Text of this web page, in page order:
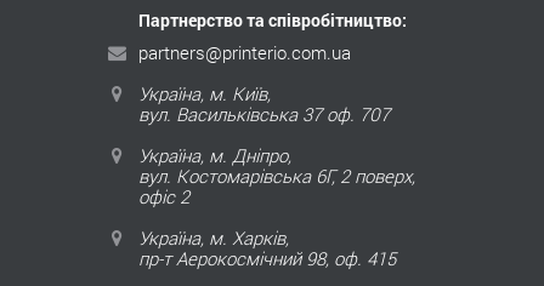
Партнерство та співробітництво:
partners@printerio.com.ua
Україна, м. Київ,
вул. Васильківська 37 оф. 707
Україна, м. Дніпро,
вул. Костомарівська 6Г, 2 поверх,
офіс 2
Україна, м. Харків,
пр-т Аерокосмічний 98, оф. 415